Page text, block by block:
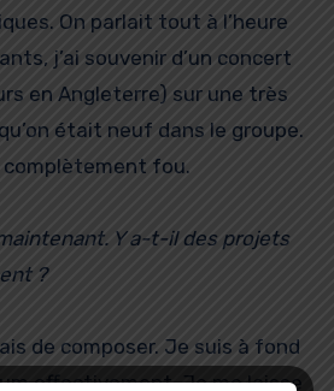
On parlait tout à l’heure
j’ai souvenir d’un concert
en Angleterre) sur une très
était neuf dans le groupe.
complètement fou.
Y a-t-il des projets
?
de composer. Je suis à fond
effectivement. Je me laisse